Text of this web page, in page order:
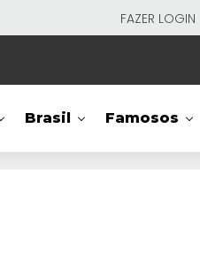
FAZER LOGIN
Brasil Famosos